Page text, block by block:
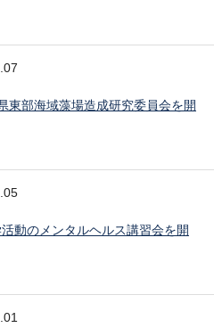
東部海域藻場造成研究委員会を開
動のメンタルヘルス講習会を開